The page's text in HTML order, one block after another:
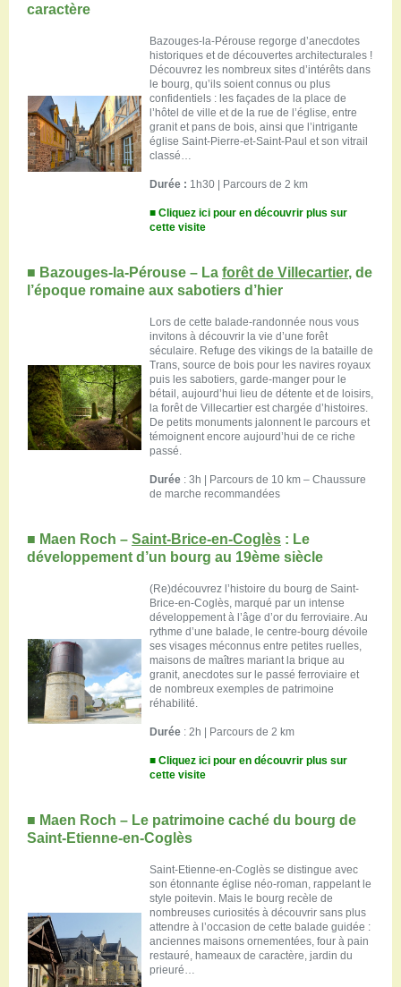
caractère
Bazouges-la-Pérouse regorge d’anecdotes
historiques et de découvertes architecturales !
Découvrez les nombreux sites d’intérêts dans
le bourg, qu’ils soient connus ou plus
confidentiels : les façades de la place de
l’hôtel de ville et de la rue de l’église, entre
granit et pans de bois, ainsi que l’intrigante
église Saint-Pierre-et-Saint-Paul et son vitrail
classé…
Durée : 1h30 | Parcours de 2 km
■ Cliquez ici pour en découvrir plus sur
cette visite
■ Bazouges-la-Pérouse – La forêt de Villecartier, de
l’époque romaine aux sabotiers d’hier
Lors de cette balade-randonnée nous vous
invitons à découvrir la vie d’une forêt
séculaire. Refuge des vikings de la bataille de
Trans, source de bois pour les navires royaux
puis les sabotiers, garde-manger pour le
bétail, aujourd’hui lieu de détente et de loisirs,
la forêt de Villecartier est chargée d’histoires.
De petits monuments jalonnent le parcours et
témoignent encore aujourd’hui de ce riche
passé.
Durée : 3h | Parcours de 10 km – Chaussure
de marche recommandées
■ Maen Roch – Saint-Brice-en-Coglès : Le
développement d’un bourg au 19ème siècle
(Re)découvrez l’histoire du bourg de Saint-
Brice-en-Coglès, marqué par un intense
développement à l’âge d’or du ferroviaire. Au
rythme d’une balade, le centre-bourg dévoile
ses visages méconnus entre petites ruelles,
maisons de maîtres mariant la brique au
granit, anecdotes sur le passé ferroviaire et
de nombreux exemples de patrimoine
réhabilité.
Durée : 2h | Parcours de 2 km
■ Cliquez ici pour en découvrir plus sur
cette visite
■ Maen Roch – Le patrimoine caché du bourg de
Saint-Etienne-en-Coglès
Saint-Etienne-en-Coglès se distingue avec
son étonnante église néo-roman, rappelant le
style poitevin. Mais le bourg recèle de
nombreuses curiosités à découvrir sans plus
attendre à l’occasion de cette balade guidée :
anciennes maisons ornementées, four à pain
restauré, hameaux de caractère, jardin du
prieuré…